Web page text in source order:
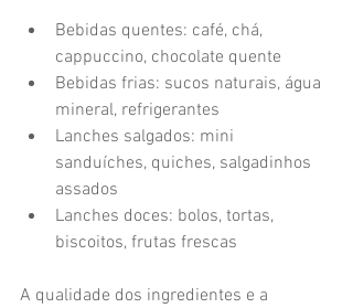
Bebidas quentes: café, chá,
cappuccino, chocolate quente
Bebidas frias: sucos naturais, água
mineral, refrigerantes
Lanches salgados: mini
sanduíches, quiches, salgadinhos
assados
Lanches doces: bolos, tortas,
biscoitos, frutas frescas
A qualidade dos ingredientes e a